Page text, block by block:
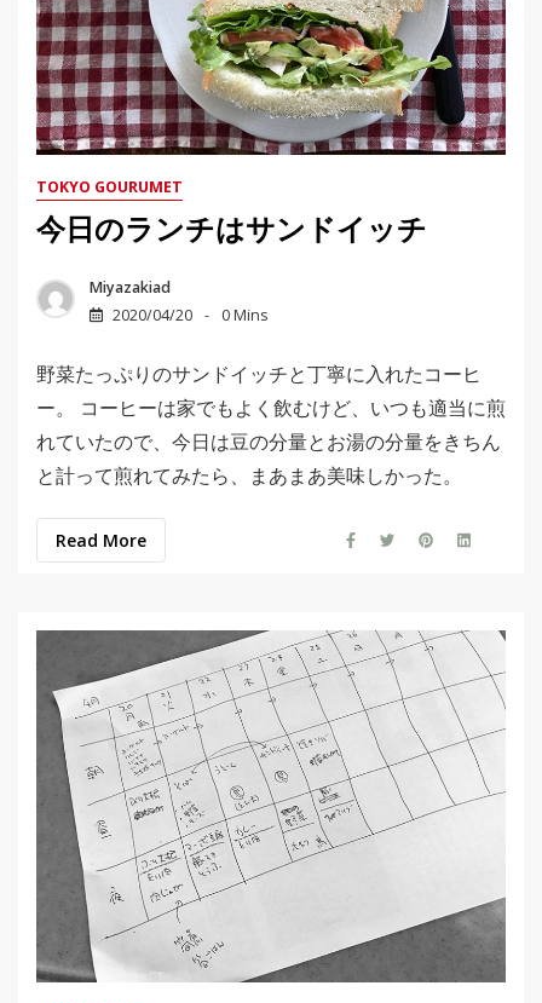
TOKYO GOURUMET
今日のランチはサンドイッチ
Miyazakiad
2020/04/20
0 Mins
野菜たっぷりのサンドイッチと丁寧に入れたコーヒ
ー。 コーヒーは家でもよく飲むけど、いつも適当に煎
れていたので、今日は豆の分量とお湯の分量をきちん
と計って煎れてみたら、まあまあ美味しかった。
Read More